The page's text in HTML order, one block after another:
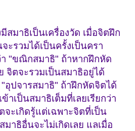
สมาธิเป็นเครื่องวัด เมื่อจิตฝึก
รวมได้เป็นครั้งเป็นครา
า "ขณิกสมาธิ" ถ้าหากฝึกหัด
ตจะรวมเป็นสมาธิอยู่ได้
อุปจารสมาธิ" ถ้าฝึกหัดจิตได้
าเป็นสมาธิเต็มที่เลยเรียกว่า
ะเกิดรู้แต่เฉพาะจิตที่เป็น
าธิอื่นจะไม่เกิดเลย แลเมื่อ